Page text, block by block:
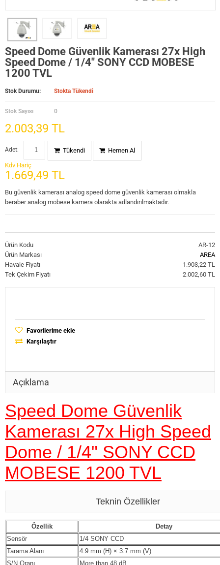
Speed Dome Güvenlik Kamerası 27x High
Speed Dome / 1/4" SONY CCD MOBESE
1200 TVL
Stok Durumu: Stokta Tükendi
Stok Sayısı 0
2.003,39 TL
Adet: Tükendi
Hemen Al
Kdv Hariç
1.669,49 TL
Bu güvenlik kamerası analog speed dome güvenlik kamerası olmakla
beraber analog mobese kamera olarakta adlandırılmaktadır.
Ürün Kodu
AR-12
Ürün Markası
AREA
Havale Fiyatı
1.903,22 TL
Tek Çekim Fiyatı
2.002,60 TL
Favorilerime ekle
Karşılaştır
Açıklama
Speed Dome Güvenlik
Kamerası 27x High Speed
Dome / 1/4" SONY CCD
MOBESE 1200 TVL
Teknin Özellikler
Özellik
Detay
Sensör
1/4 SONY CCD
Tarama Alanı
4.9 mm (H) × 3.7 mm (V)
S/N Oranı
More than 48 dB